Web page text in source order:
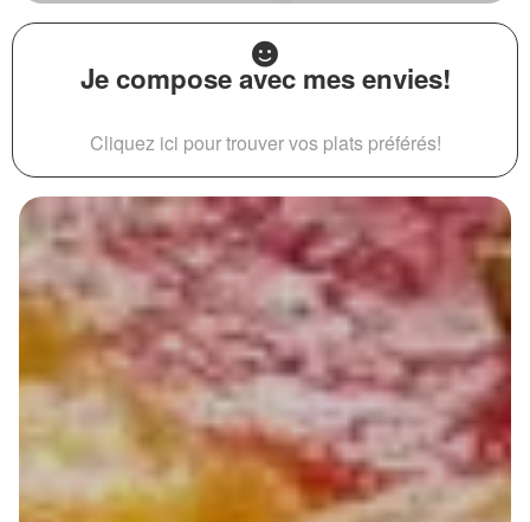
Je compose avec mes envies!
Cliquez ici pour trouver vos plats préférés!